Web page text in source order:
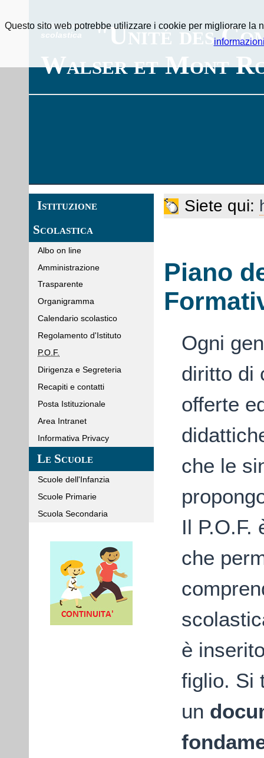
Istituzione
scolastica
"Unité des
Walser et Mont
Istituzione
Scolastica
Albo on line
Amministrazione
Trasparente
Organigramma
Calendario scolastico
Regolamento d'Istituto
P.O.F.
Dirigenza e Segreteria
Recapiti e contatti
Posta Istituzionale
Area Intranet
Informativa Privacy
Le Scuole
Scuole dell'Infanzia
Scuole Primarie
Scuola Secondaria
Siete qui:
Piano
Ogni
diritto di
offerte
che le
Il P.O.F.
che
è
figlio. Si
un
Questo sito web potrebbe utilizzare i cookie per migliorare